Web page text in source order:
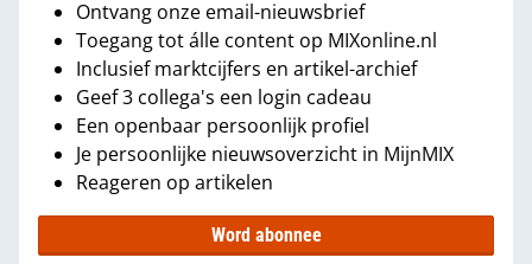
Ontvang onze email-nieuwsbrief
Toegang tot álle content op MIXonline.nl
Inclusief marktcijfers en artikel-archief
Geef 3 collega's een login cadeau
Een openbaar persoonlijk profiel
Je persoonlijke nieuwsoverzicht in MijnMIX
Reageren op artikelen
Word abonnee